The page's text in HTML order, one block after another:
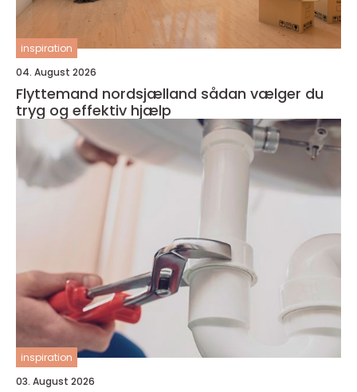
inspiration
04. August 2026
Flyttemand nordsjælland sådan vælger du
tryg og effektiv hjælp
inspiration
03. August 2026